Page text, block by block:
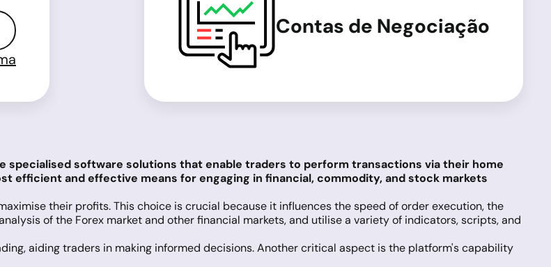
Contas de Negociação
specialised software solutions that enable traders to perform transactions via their home
efficient and effective means for engaging in financial, commodity, and stock markets
their profits. This choice is crucial because it influences the speed of order execution, the
of the Forex market and other financial markets, and utilise a variety of indicators, scripts, and
aiding traders in making informed decisions. Another critical aspect is the platform's capability